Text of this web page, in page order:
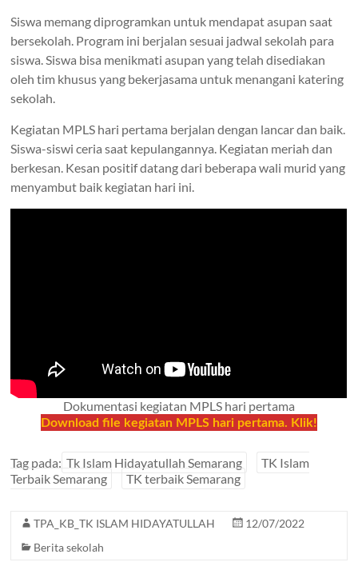
Siswa memang diprogramkan untuk mendapat asupan saat
bersekolah. Program ini berjalan sesuai jadwal sekolah para
siswa. Siswa bisa menikmati asupan yang telah disediakan
oleh tim khusus yang bekerjasama untuk menangani katering
sekolah.
Kegiatan MPLS hari pertama berjalan dengan lancar dan baik.
Siswa-siswi ceria saat kepulangannya. Kegiatan meriah dan
berkesan. Kesan positif datang dari beberapa wali murid yang
menyambut baik kegiatan hari ini.
Dokumentasi kegiatan MPLS hari pertama
Download file kegiatan MPLS hari pertama. Klik!
Tag pada: Tk Islam Hidayatullah Semarang
TK Islam
Terbaik Semarang
TK terbaik Semarang
TPA_KB_TK ISLAM HIDAYATULLAH
12/07/2022
Berita sekolah